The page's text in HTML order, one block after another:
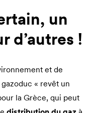
un
d’autres !
et de
« revêt un
la Grèce, qui peut